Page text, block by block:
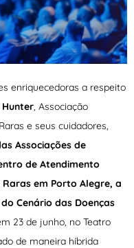
enriquecedoras a respeito
Hunter, Associação
e seus cuidadores,
Associações de
de Atendimento
em Porto Alegre, a
do Cenário das Doenças
23 de junho, no Teatro
de maneira híbrida